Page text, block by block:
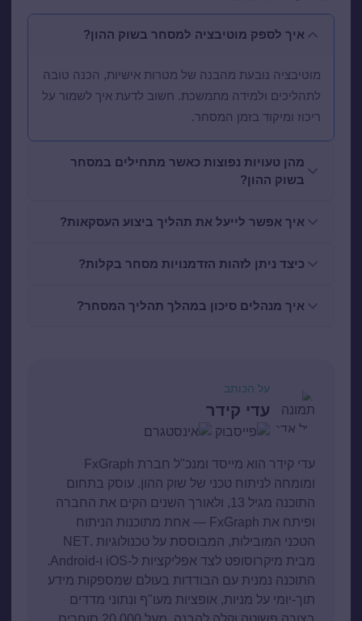
איך לספק מוטיבציה למסחר בשוק ההון?
מוטיבציה נובעת מהבנה של מטרות אישיות, הכנה טובה
לתהליכים ולמידה מתמשכת. חשוב לדעת איך לשמור על
ריכוז ומיקוד בזמן המסחר.
מהן טעויות נפוצות כאשר מתחילים במסחר
בשוק ההון?
איך אפשר לייעל את תהליך ביצוע העסקאות?
כיצד ניתן לזהות הזדמנויות מסחר בקלות?
איך מנהלים סיכון במהלך תהליך המסחר?
על הכותב
עדי קידר
עדי קידר הוא מייסד ומנכ"ל חברת FxGraph
ומומחה לניתוח טכני של שוק ההון. עוסק בתחום
התוכנה מגיל 13, ולאורך השנים הקים את החברה
ופיתח את FxGraph — אחת מתוכנות הניתוח
הטכני המובילות, המבוססת על טכנולוגיות .NET
מבית מיקרוסופט לצד אפליקציות ל-iOS ו-Android.
התוכנה נמנית עם הבודדות בעולם שמספקות מידע
תוך-יומי על מניות, אופציות מעו"ף ונתוני מדדים